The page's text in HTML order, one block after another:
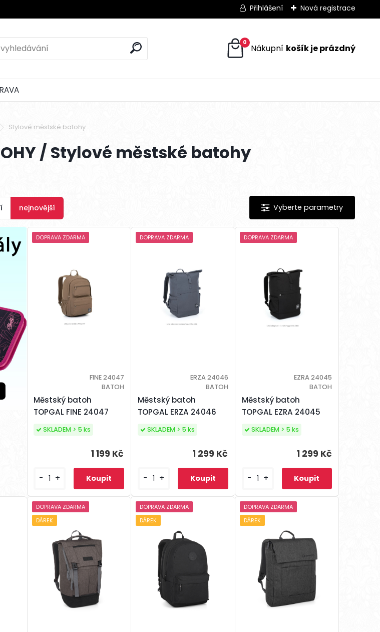
Přihlášení Nová registrace
0
Stylové městské batohy
/ Stylové městské batohy
nejnovější
Městský batoh
TOPGAL FINE 24047
FINE 24047
BATOH
1 199 Kč
SKLADEM > 5 ks
- +
DOPRAVA ZDARMA
Městský batoh
TOPGAL ERZA 24046
ERZA 24046
BATOH
1 299 Kč
SKLADEM > 5 ks
- +
DOPRAVA ZDARMA
Městský batoh
TOPGAL EZRA 24045
EZRA 24045
BATOH
1 299 Kč
SKLADEM > 5 ks
- +
DOPRAVA ZDARMA
DOPRAVA ZDARMA
DÁREK
DOPRAVA ZDARMA
DÁREK
DOPRAVA ZDARMA
DÁREK